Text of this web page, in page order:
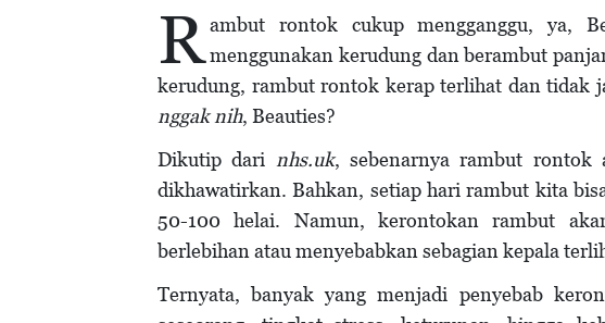
Rambut rontok cukup mengganggu, ya,
menggunakan kerudung dan berambut
kerudung, rambut rontok kerap terlihat dan tidak
nggak nih, Beauties?
Dikutip dari nhs.uk, sebenarnya rambut rontok
dikhawatirkan. Bahkan, setiap hari rambut kita
50-100 helai. Namun, kerontokan rambut
berlebihan atau menyebabkan sebagian kepala
Ternyata, banyak yang menjadi penyebab